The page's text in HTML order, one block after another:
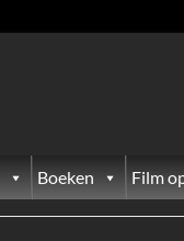
Boeken Film